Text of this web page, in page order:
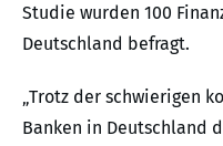
Studie wurden 100
Deutschland befragt.
„Trotz der schwierigen
Banken in Deutschland